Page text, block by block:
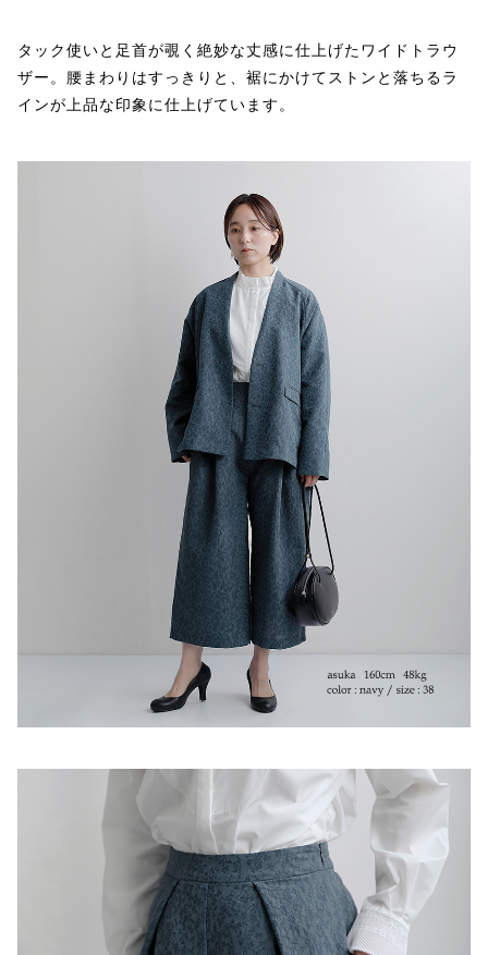
タック使いと足首が覗く絶妙な丈感に仕上げたワイドトラウ
ザー。腰まわりはすっきりと、裾にかけてストンと落ちるラ
インが上品な印象に仕上げています。